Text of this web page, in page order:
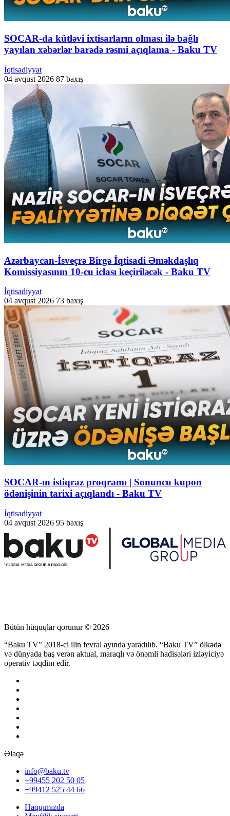
SOCAR-da kütləvi ixtisarların olması ilə bağlı
yayılan xəbərlər barədə rəsmi açıqlama - Baku TV
İqtisadiyyat
04 avqust 2026 87 baxış
Azərbaycan-İsveçrə Birgə İqtisadi Əməkdaşlıq
Komissiyasının 10-cu iclası keçiriləcək - Baku TV
İqtisadiyyat
04 avqust 2026 73 baxış
SOCAR-ın istiqraz proqramı | Sonuncu kupon
ödənişinin tarixi açıqlandı - Baku TV
İqtisadiyyat
04 avqust 2026 95 baxış
Bütün hüquqlar qorunur © 2026
“Baku TV” 2018-ci ilin fevral ayında yaradılıb. “Baku TV” ölkədə
və dünyada baş verən aktual, maraqlı və önəmli hadisələri izləyiciyə
operativ təqdim edir.
Əlaqə
info@baku.tv
+99455 202 50 05
+99412 525 44 66
Haqqımızda